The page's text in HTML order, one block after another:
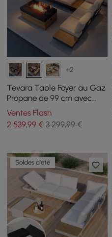
+2
Tevara Table Foyer au Gaz
Propane de 99 cm avec
Verre et Canapé d'angle
Extérieur Moderne en
Forme de L
Ventes Flash
2 539,99 € 3 299,99 €
Soldes d'été